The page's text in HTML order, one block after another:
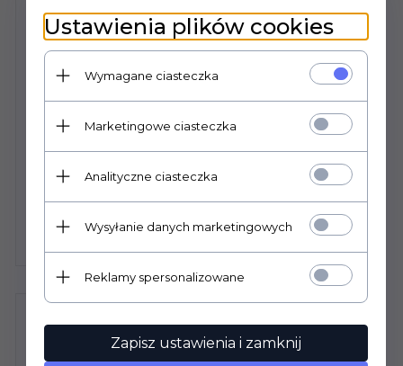
TAU CERAMICA CORTEN B 60X120
121, 50 PLN
Ustawienia plików cookies
Wymagane ciasteczka
Marketingowe ciasteczka
Analityczne ciasteczka
Wysyłanie danych marketingowych
Reklamy spersonalizowane
Zapisz ustawienia i zamknij